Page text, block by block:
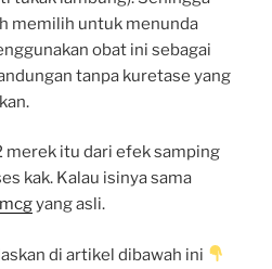
memilih untuk menunda
obat ini sebagai
tanpa kuretase yang
merek itu dari efek samping
kak. Kalau isinya sama
yang asli.
di artikel dibawah ini